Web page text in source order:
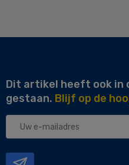
Dit artikel heeft ook in
gestaan. Blijf op de
Uw